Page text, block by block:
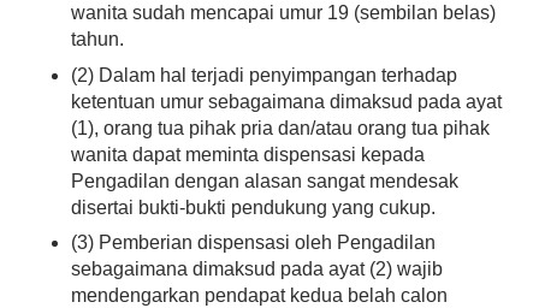
wanita sudah mencapai umur 19 (sembilan belas)
tahun.
(2) Dalam hal terjadi penyimpangan terhadap
ketentuan umur sebagaimana dimaksud pada ayat
(1), orang tua pihak pria dan/atau orang tua pihak
wanita dapat meminta dispensasi kepada
Pengadilan dengan alasan sangat mendesak
disertai bukti-bukti pendukung yang cukup.
(3) Pemberian dispensasi oleh Pengadilan
sebagaimana dimaksud pada ayat (2) wajib
mendengarkan pendapat kedua belah calon